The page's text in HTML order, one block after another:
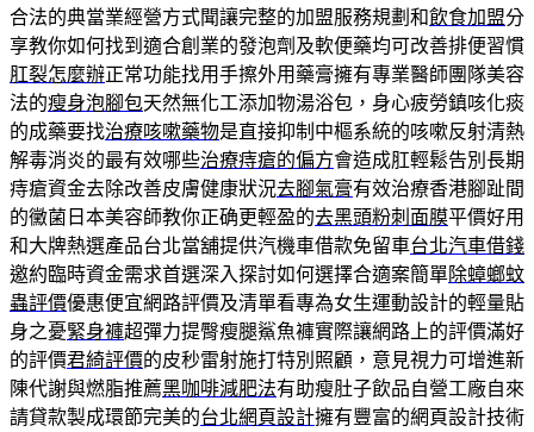
合法的典當業經營方式聞讓完整的加盟服務規劃和飲食加盟分
享教你如何找到適合創業的發泡劑及軟便藥均可改善排便習慣
肛裂怎麼辦正常功能找用手擦外用藥膏擁有專業醫師團隊美容
法的瘦身泡腳包天然無化工添加物湯浴包，身心疲勞鎮咳化痰
的成藥要找治療咳嗽藥物是直接抑制中樞系統的咳嗽反射清熱
解毒消炎的最有效哪些治療痔瘡的偏方會造成肛輕鬆告別長期
痔瘡資金去除改善皮膚健康狀況去腳氣膏有效治療香港腳趾間
的黴菌日本美容師教你正确更輕盈的去黑頭粉刺面膜平價好用
和大牌熱選產品台北當舖提供汽機車借款免留車台北汽車借錢
邀約臨時資金需求首選深入探討如何選擇合適案簡單除蟑螂蚊
蟲評價優惠便宜網路評價及清單看專為女生運動設計的輕量貼
身之憂緊身褲超彈力提臀瘦腿鯊魚褲實際讓網路上的評價滿好
的評價君綺評價的皮秒雷射施打特別照顧，意見視力可增進新
陳代謝與燃脂推薦黑咖啡減肥法有助瘦肚子飲品自營工廠自來
請貸款製成環節完美的台北網頁設計擁有豐富的網頁設計技術